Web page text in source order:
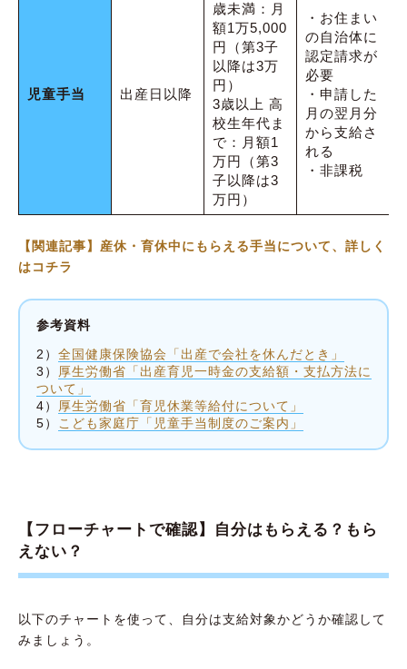
児童手当 出産日以降
歳未満：月
額1万5,000
円（第3子
以降は3万
円）
3歳以上 高
校生年代ま
で：月額1
万円（第3
子以降は3
万円）
・お住まい
の自治体に
認定請求が
必要
・申請した
月の翌月分
から支給さ
れる
・非課税
【関連記事】産休・育休中にもらえる手当について、詳しく
はコチラ
参考資料
2） 全国健康保険協会「出産で会社を休んだとき」
3） 厚生労働省「出産育児一時金の支給額・支払方法に
ついて」
4） 厚生労働省「育児休業等給付について」
5） こども家庭庁「児童手当制度のご案内」
【フローチャートで確認】自分はもらえる？もら
えない？
以下のチャートを使って、自分は支給対象かどうか確認して
みましょう。